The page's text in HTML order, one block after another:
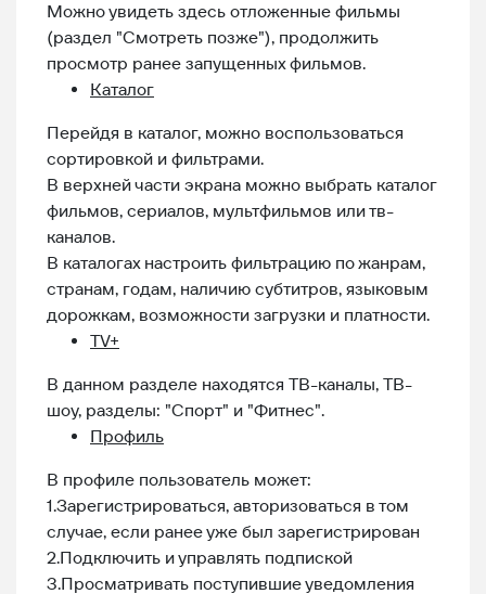
Можно увидеть здесь отложенные фильмы
(раздел "Смотреть позже"), продолжить
просмотр ранее запущенных фильмов.
Каталог
Перейдя в каталог, можно воспользоваться
сортировкой и фильтрами.
В верхней части экрана можно выбрать каталог
фильмов, сериалов, мультфильмов или тв-
каналов.
В каталогах настроить фильтрацию по жанрам,
странам, годам, наличию субтитров, языковым
дорожкам, возможности загрузки и платности.
TV+
В данном разделе находятся ТВ-каналы, ТВ-
шоу, разделы: "Спорт" и "Фитнес".
Профиль
В профиле пользователь может:
1.Зарегистрироваться, авторизоваться в том
случае, если ранее уже был зарегистрирован
2.Подключить и управлять подпиской
3.Просматривать поступившие уведомления